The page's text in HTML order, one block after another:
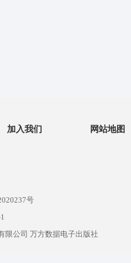
加入我们 网站地图
号
限公司 万方数据电子出版社